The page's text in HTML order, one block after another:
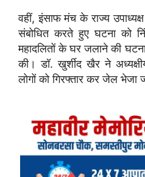
वहीं, इंसाफ मंच के राज्य
संबोधित करते हुए घटना को
महादलितों के घर जलाने की
की। डॉ. खुर्शीद खैर ने
लोगों को गिरफ्तार कर जेल भेजा